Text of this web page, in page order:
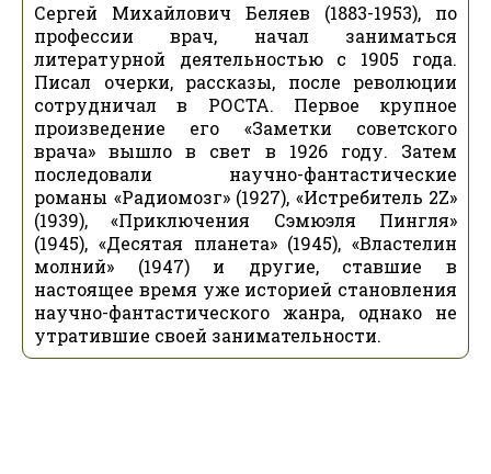
Сергей Михайлович Беляев (1883-1953), по
профессии врач, начал заниматься
литературной деятельностью с 1905 года.
Писал очерки, рассказы, после революции
сотрудничал в РОСТА. Первое крупное
произведение его «Заметки советского
врача» вышло в свет в 1926 году. Затем
последовали научно-фантастические
романы «Радиомозг» (1927), «Истребитель 2Z»
(1939), «Приключения Сэмюэля Пингля»
(1945), «Десятая планета» (1945), «Властелин
молний» (1947) и другие, ставшие в
настоящее время уже историей становления
научно-фантастического жанра, однако не
утратившие своей занимательности.